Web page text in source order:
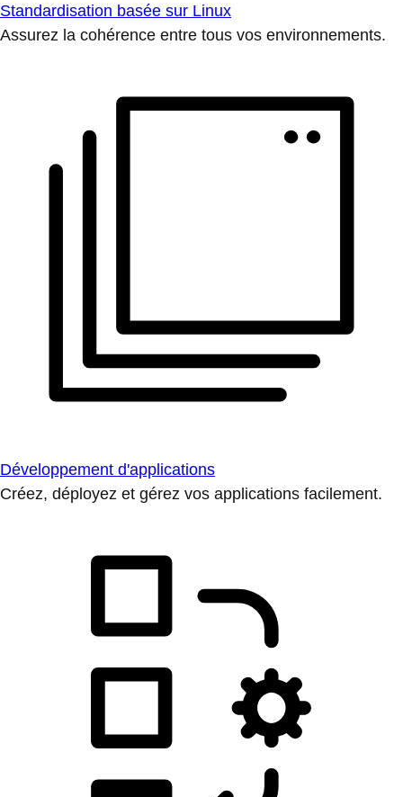
Standardisation basée sur Linux
Assurez la cohérence entre tous vos environnements.
Développement d'applications
Créez, déployez et gérez vos applications facilement.